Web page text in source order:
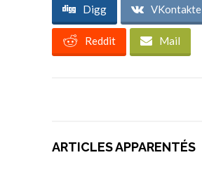
Digg VKontakte
Reddit Mail
ARTICLES APPARENTÉS